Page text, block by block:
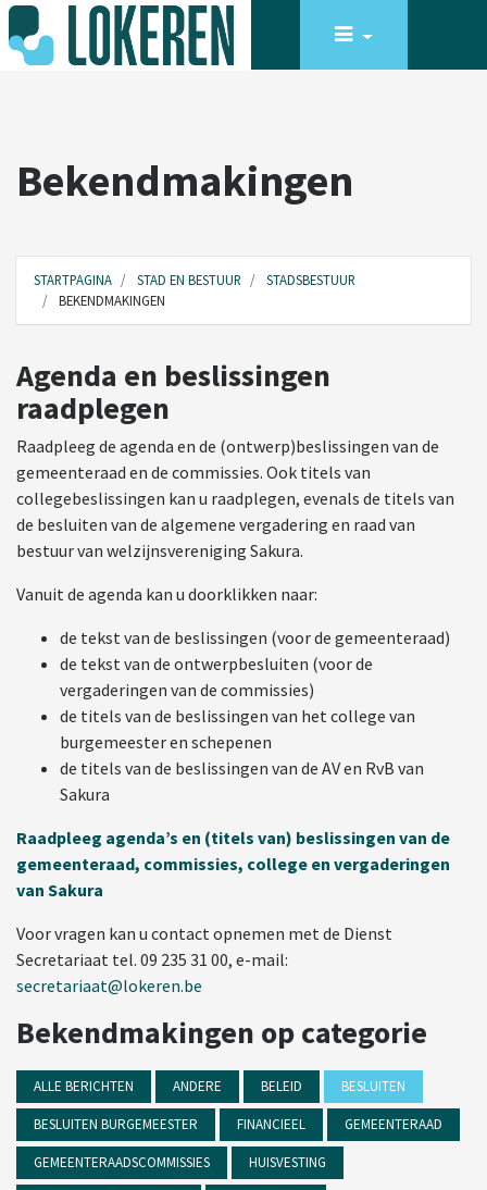
Bekendmakingen
STARTPAGINA STAD EN BESTUUR
STADSBESTUUR
BEKENDMAKINGEN
Agenda en beslissingen
raadplegen
Raadpleeg de agenda en de (ontwerp)beslissingen van de
gemeenteraad en de commissies. Ook titels van
collegebeslissingen kan u raadplegen, evenals de titels van
de besluiten van de algemene vergadering en raad van
bestuur van welzijnsvereniging Sakura.
Vanuit de agenda kan u doorklikken naar:
de tekst van de beslissingen (voor de gemeenteraad)
de tekst van de ontwerpbesluiten (voor de
vergaderingen van de commissies)
de titels van de beslissingen van het college van
burgemeester en schepenen
de titels van de beslissingen van de AV en RvB van
Sakura
Raadpleeg agenda’s en (titels van) beslissingen van de
gemeenteraad, commissies, college en vergaderingen
van Sakura
Voor vragen kan u contact opnemen met de Dienst
Secretariaat tel. 09 235 31 00, e-mail:
secretariaat@lokeren.be
Bekendmakingen op categorie
ALLE BERICHTEN ANDERE BELEID BESLUITEN
BESLUITEN BURGEMEESTER FINANCIEEL GEMEENTERAAD
GEMEENTERAADSCOMMISSIES HUISVESTING